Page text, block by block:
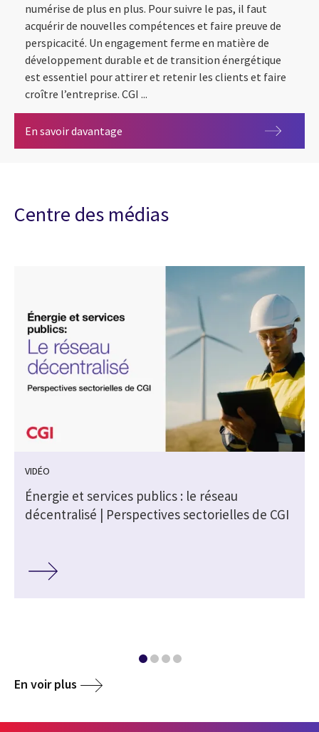
numérise de plus en plus. Pour suivre le pas, il faut
acquérir de nouvelles compétences et faire preuve de
perspicacité. Un engagement ferme en matière de
développement durable et de transition énergétique
est essentiel pour attirer et retenir les clients et faire
croître l’entreprise. CGI ...
En savoir davantage
Centre des médias
VIDÉO
Énergie et services publics : le réseau
décentralisé | Perspectives sectorielles de CGI
En voir plus